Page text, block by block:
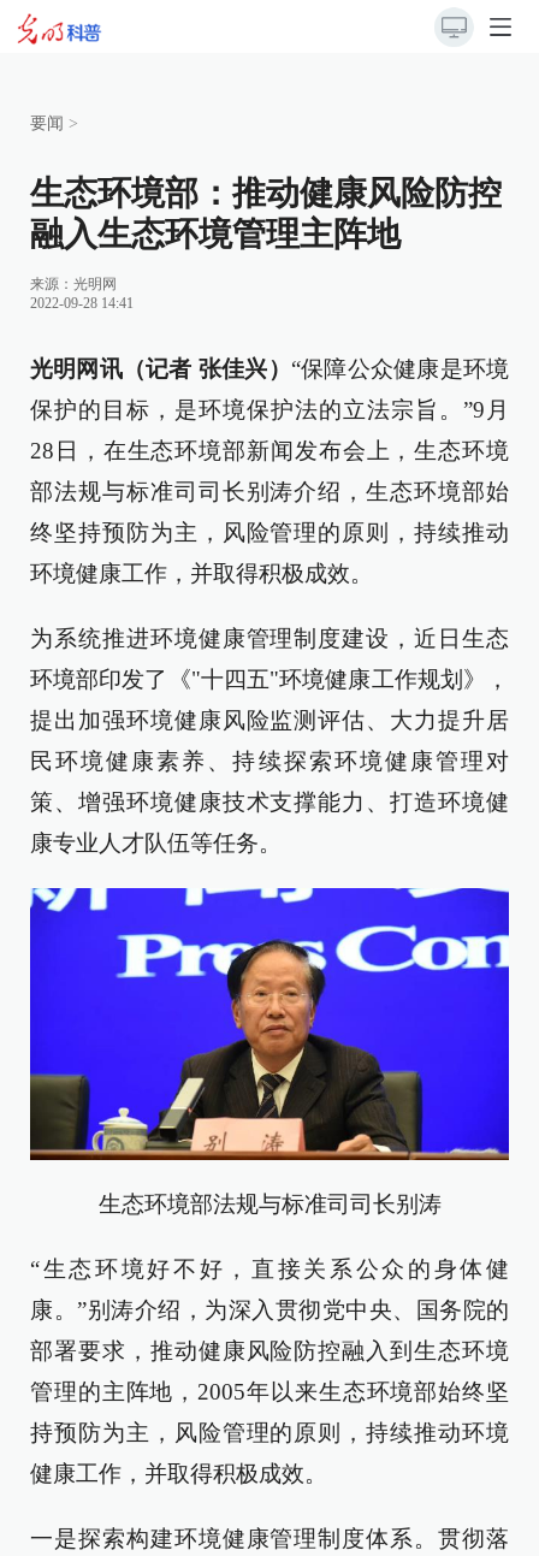
要闻 >
生态环境部：推动健康风险防控
融入生态环境管理主阵地
来源： 光明网
2022-09-28 14:41
光明网讯（记者 张佳兴） “保障公众健康是环境
保护的目标，是环境保护法的立法宗旨。”9月
28日，在生态环境部新闻发布会上，生态环境
部法规与标准司司长别涛介绍，生态环境部始
终坚持预防为主，风险管理的原则，持续推动
环境健康工作，并取得积极成效。
为系统推进环境健康管理制度建设，近日生态
环境部印发了《"十四五"环境健康工作规划》，
提出加强环境健康风险监测评估、大力提升居
民环境健康素养、持续探索环境健康管理对
策、增强环境健康技术支撑能力、打造环境健
康专业人才队伍等任务。
生态环境部法规与标准司司长别涛
“生态环境好不好，直接关系公众的身体健
康。”别涛介绍，为深入贯彻党中央、国务院的
部署要求，推动健康风险防控融入到生态环境
管理的主阵地，2005年以来生态环境部始终坚
持预防为主，风险管理的原则，持续推动环境
健康工作，并取得积极成效。
一是探索构建环境健康管理制度体系。贯彻落